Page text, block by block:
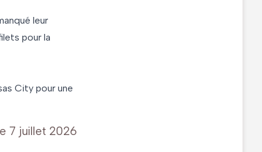
leur
pour la
City pour une
7 juillet 2026